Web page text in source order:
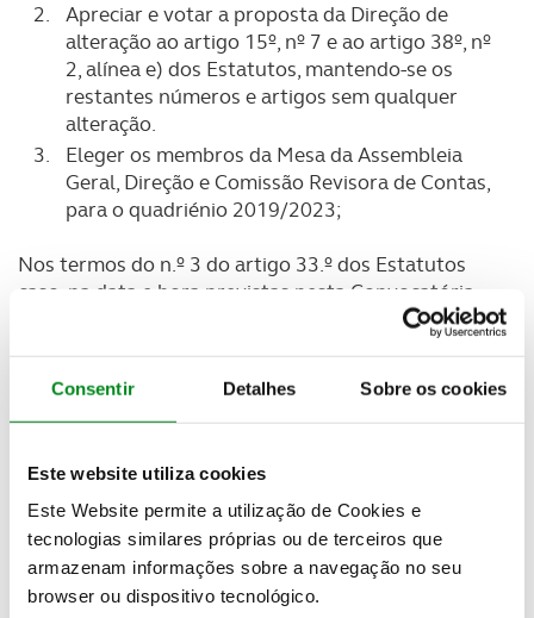
Consentir Detalhes Sobre os cookies
Este website utiliza cookies
Este Website permite a utilização de Cookies e
tecnologias similares próprias ou de terceiros que
armazenam informações sobre a navegação no seu
browser ou dispositivo tecnológico.
Apreciar e votar a proposta da Direção de
alteração ao artigo 15º, nº 7 e ao artigo 38º, nº
2, alínea e) dos Estatutos, mantendo-se os
restantes números e artigos sem qualquer
alteração.
Eleger os membros da Mesa da Assembleia
Geral, Direção e Comissão Revisora de Contas,
para o quadriénio 2019/2023;
Nos termos do n.º 3 do artigo 33.º dos Estatutos
caso, na data e hora previstas nesta Convocatória,
não esteja presente metade dos Sócios, fica desde já
convocada a Assembleia Geral para reunir, em
Ordem de Trabalhos, às 09:30 horas, podendo
deliberar com qualquer número de sócios.
Nos termos do nº 4 do artigo 33º dos Estatutos, os
documentos referidos no Ponto 1 e 2 da Ordem de
Trabalhos, podem ser consultados pelos Sócios no
sitedo ACP (www.acp.pt), na sede do ACP ou nas
suas delegações, dez dias antes da Assembleia